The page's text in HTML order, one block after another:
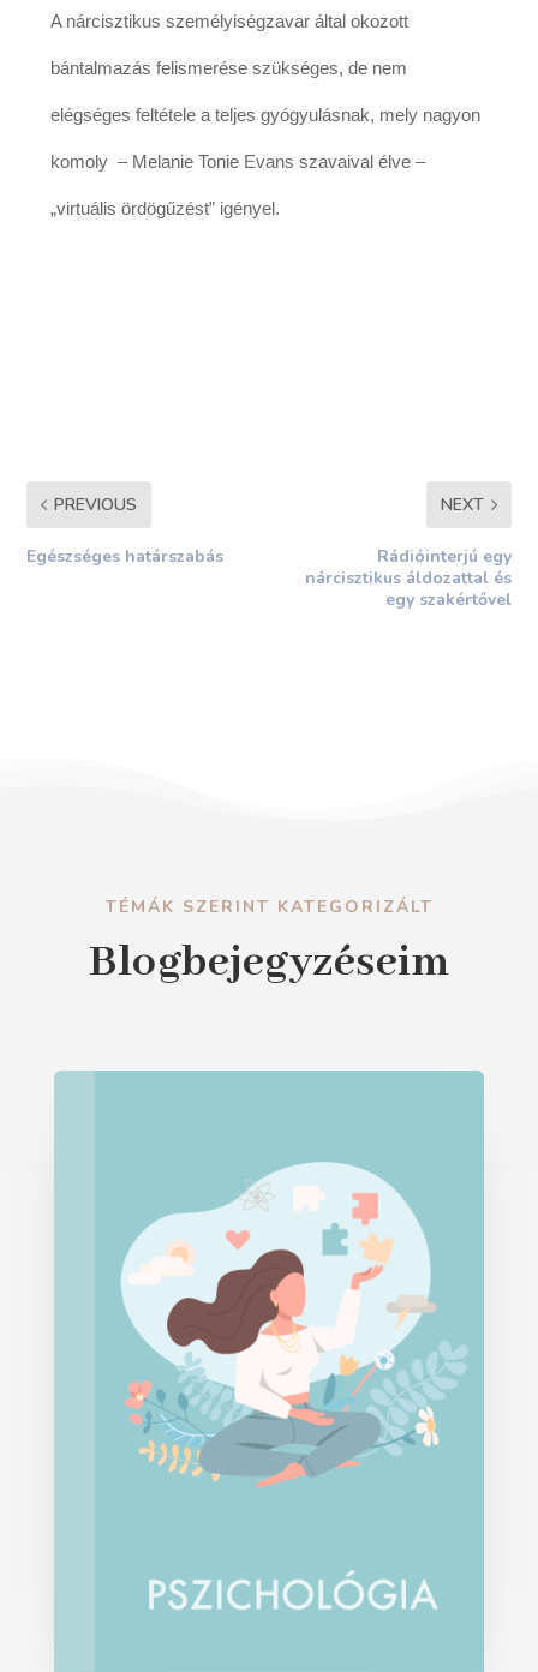
A nárcisztikus személyiségzavar által okozott
bántalmazás felismerése szükséges, de nem
elégséges feltétele a teljes gyógyulásnak, mely nagyon
komoly – Melanie Tonie Evans szavaival élve –
„virtuális ördögűzést” igényel.
PREVIOUS
Egészséges határszabás
NEXT
Rádióinterjú egy
nárcisztikus áldozattal és
egy szakértővel
TÉMÁK SZERINT KATEGORIZÁLT
Blogbejegyzéseim